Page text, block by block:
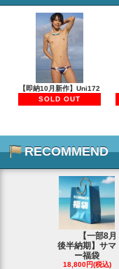
【即納10月新作】Uni172
SOLD OUT
RECOMMEND
【一部8月
後半納期】サマ
ー福袋
18,800円(税込)